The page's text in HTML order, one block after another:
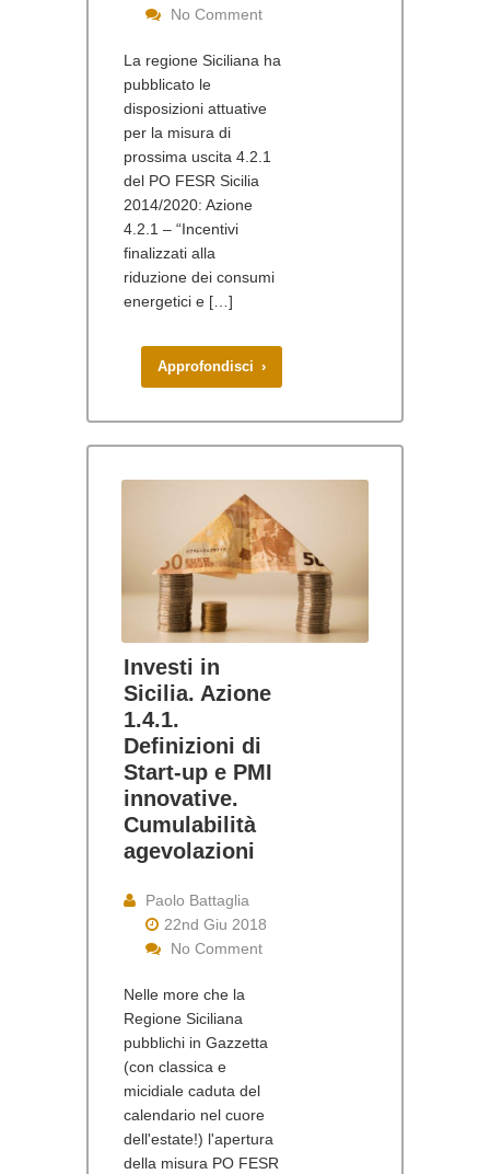
No Comment
La regione Siciliana ha
pubblicato le
disposizioni attuative
per la misura di
prossima uscita 4.2.1
del PO FESR Sicilia
2014/2020: Azione
4.2.1 – “Incentivi
finalizzati alla
riduzione dei consumi
energetici e […]
Approfondisci ›
Investi in
Sicilia. Azione
1.4.1.
Definizioni di
Start-up e PMI
innovative.
Cumulabilità
agevolazioni
Paolo Battaglia
22nd Giu 2018
No Comment
Nelle more che la
Regione Siciliana
pubblichi in Gazzetta
(con classica e
micidiale caduta del
calendario nel cuore
dell'estate!) l'apertura
della misura PO FESR